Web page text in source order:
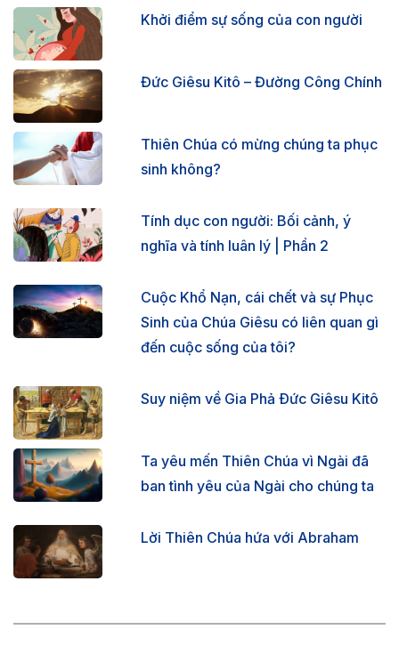
Khởi điểm sự sống của con người
Đức Giêsu Kitô – Đường Công Chính
Thiên Chúa có mừng chúng ta phục
sinh không?
Tính dục con người: Bối cảnh, ý
nghĩa và tính luân lý | Phần 2
Cuộc Khổ Nạn, cái chết và sự Phục
Sinh của Chúa Giêsu có liên quan gì
đến cuộc sống của tôi?
Suy niệm về Gia Phả Ðức Giêsu Kitô
Ta yêu mến Thiên Chúa vì Ngài đã
ban tình yêu của Ngài cho chúng ta
Lời Thiên Chúa hứa với Abraham